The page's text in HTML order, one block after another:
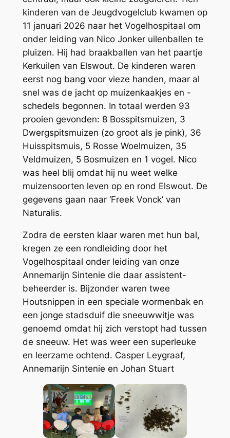
kinderen van de Jeugdvogelclub kwamen op
11 januari 2026 naar het Vogelhospitaal om
onder leiding van Nico Jonker uilenballen te
pluizen. Hij had braakballen van het paartje
Kerkuilen van Elswout. De kinderen waren
eerst nog bang voor vieze handen, maar al
snel was de jacht op muizenkaakjes en -
schedels begonnen. In totaal werden 93
prooien gevonden: 8 Bosspitsmuizen, 3
Dwergspitsmuizen (zo groot als je pink), 36
Huisspitsmuis, 5 Rosse Woelmuizen, 35
Veldmuizen, 5 Bosmuizen en 1 vogel. Nico
was heel blij omdat hij nu weet welke
muizensoorten leven op en rond Elswout. De
gegevens gaan naar ‘Freek Vonck’ van
Naturalis.
Zodra de eersten klaar waren met hun bal,
kregen ze een rondleiding door het
Vogelhospitaal onder leiding van onze
Annemarijn Sintenie die daar assistent-
beheerder is. Bijzonder waren twee
Houtsnippen in een speciale wormenbak en
een jonge stadsduif die sneeuwwitje was
genoemd omdat hij zich verstopt had tussen
de sneeuw. Het was weer een superleuke
en leerzame ochtend. Casper Leygraaf,
Annemarijn Sintenie en Johan Stuart